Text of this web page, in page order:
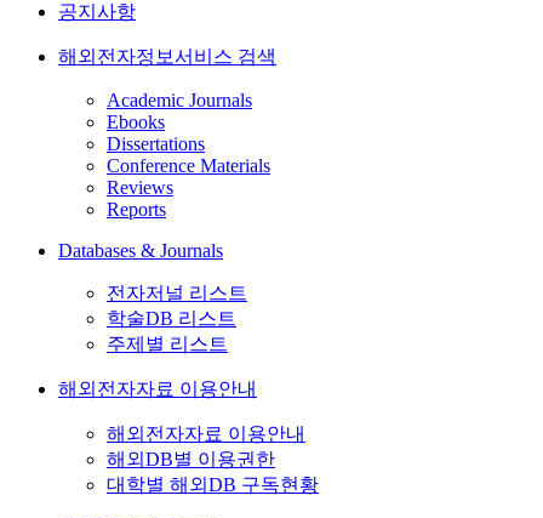
공지사항
해외전자정보서비스 검색
Academic Journals
Ebooks
Dissertations
Conference Materials
Reviews
Reports
Databases & Journals
전자저널 리스트
학술DB 리스트
주제별 리스트
해외전자자료 이용안내
해외전자자료 이용안내
해외DB별 이용권한
대학별 해외DB 구독현황